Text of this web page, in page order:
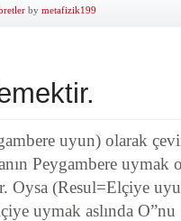
by metafizik199
uyun) olarak
Peygambere uymak
Oysa (Resul=Elçiye
uymak aslında